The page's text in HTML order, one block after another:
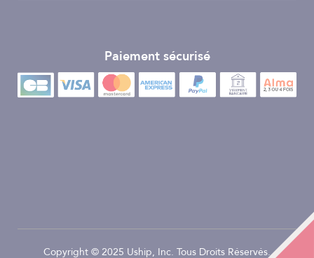
Paiement sécurisé
Copyright © 2025 Uship, Inc. Tous Droits Réservés.